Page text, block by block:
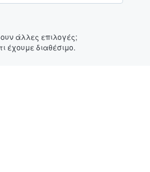
άλλες επιλογές;
έχουμε διαθέσιμο.